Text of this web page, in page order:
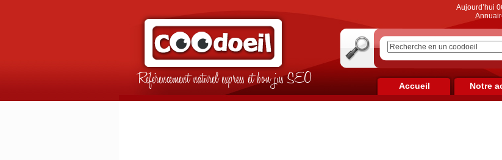
Référencement naturel express et bon jus SEO
Aujourd’hui
Accueil Notre